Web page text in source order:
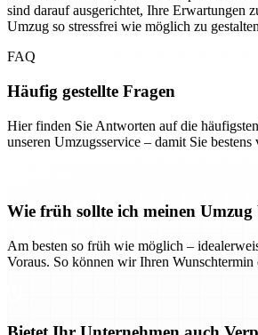
sind darauf ausgerichtet, Ihre Erwartungen
Umzug so stressfrei wie möglich zu
FAQ
Häufig gestellte Fragen
Hier finden Sie Antworten auf die
unseren Umzugsservice – damit Sie bestens
Wie früh sollte ich meinen Umzug
Am besten so früh wie möglich –
Voraus. So können wir Ihren Wunschtermin